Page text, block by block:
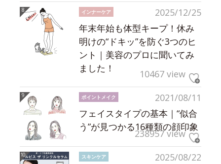
2025/12/25
インナーケア
年末年始も体型キープ！休み
明けの“ドキッ”を防ぐ3つのヒ
ント｜美容のプロに聞いてみ
ました！
10467 view
2021/08/11
ポイントメイク
フェイスタイプの基本｜“似合
う”が見つかる16種類の顔印象
238957 view
2025/08/22
スキンケア